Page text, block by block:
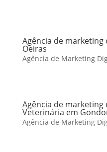
Agência de marketing
Oeiras
Agência de Marketing
Agência de marketing
Veterinária em
Agência de Marketing